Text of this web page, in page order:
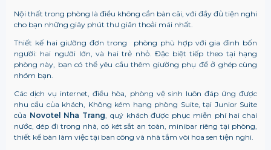
Nội thất trong phòng là điều không cần bàn cãi, với đầy đủ tiện nghi
cho bạn những giây phút thư giãn thoải mái nhất.
Thiết kế hai giường đơn trong phòng phù hợp với gia đình bốn
người: hai người lớn, và hai trẻ nhỏ. Đặc biệt tiếp theo tại hạng
phòng này, bạn có thể yêu cầu thêm giường phụ để ở ghép cùng
nhóm bạn.
Các dịch vụ internet, điều hòa, phòng vệ sinh luôn đáp ứng được
nhu cầu của khách, Không kém hạng phòng Suite, tại Junior Suite
của Novotel Nha Trang, quý khách được phục miễn phí hai chai
nước, dép đi trong nhà, có két sắt an toàn, minibar riêng tại phòng,
thiết kế bàn làm việc tại ban công và nhà tắm vòi hoa sen tiện nghi.